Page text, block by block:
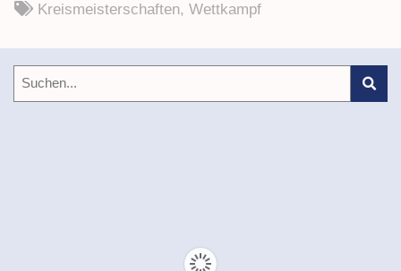
Kreismeisterschaften, Wettkampf